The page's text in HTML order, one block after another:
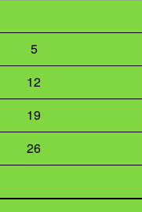
5
12
19
26